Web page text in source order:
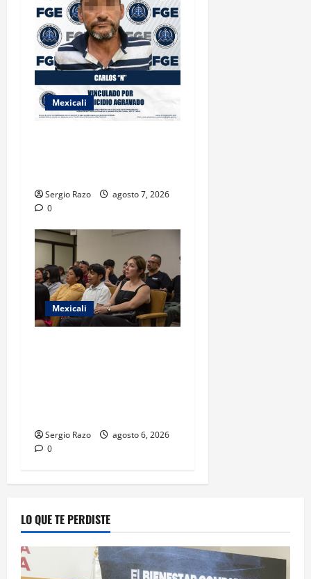
Mexicali
Sergio Razo
agosto 7, 2026
0
Mexicali
Sergio Razo
agosto 6, 2026
0
LO QUE TE PERDISTE